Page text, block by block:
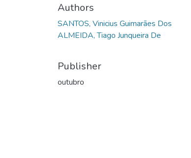
Authors
SANTOS, Vinicius Guimarães Dos
ALMEIDA, Tiago Junqueira De
Publisher
outubro